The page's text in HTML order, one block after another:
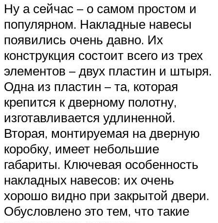
Ну а сейчас – о самом простом и
популярном. Накладные навесы
появились очень давно. Их
конструкция состоит всего из трех
элементов – двух пластин и штыря.
Одна из пластин – та, которая
крепится к дверному полотну,
изготавливается удлиненной.
Вторая, монтируемая на дверную
коробку, имеет небольшие
габариты. Ключевая особенность
накладных навесов: их очень
хорошо видно при закрытой двери.
Обусловлено это тем, что такие